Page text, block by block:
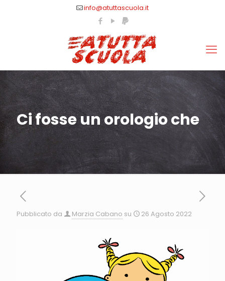
info@atuttascuola.it
Ci fosse un orologio che
Pubblicato da Marzia Cabano su 26 Agosto 2022